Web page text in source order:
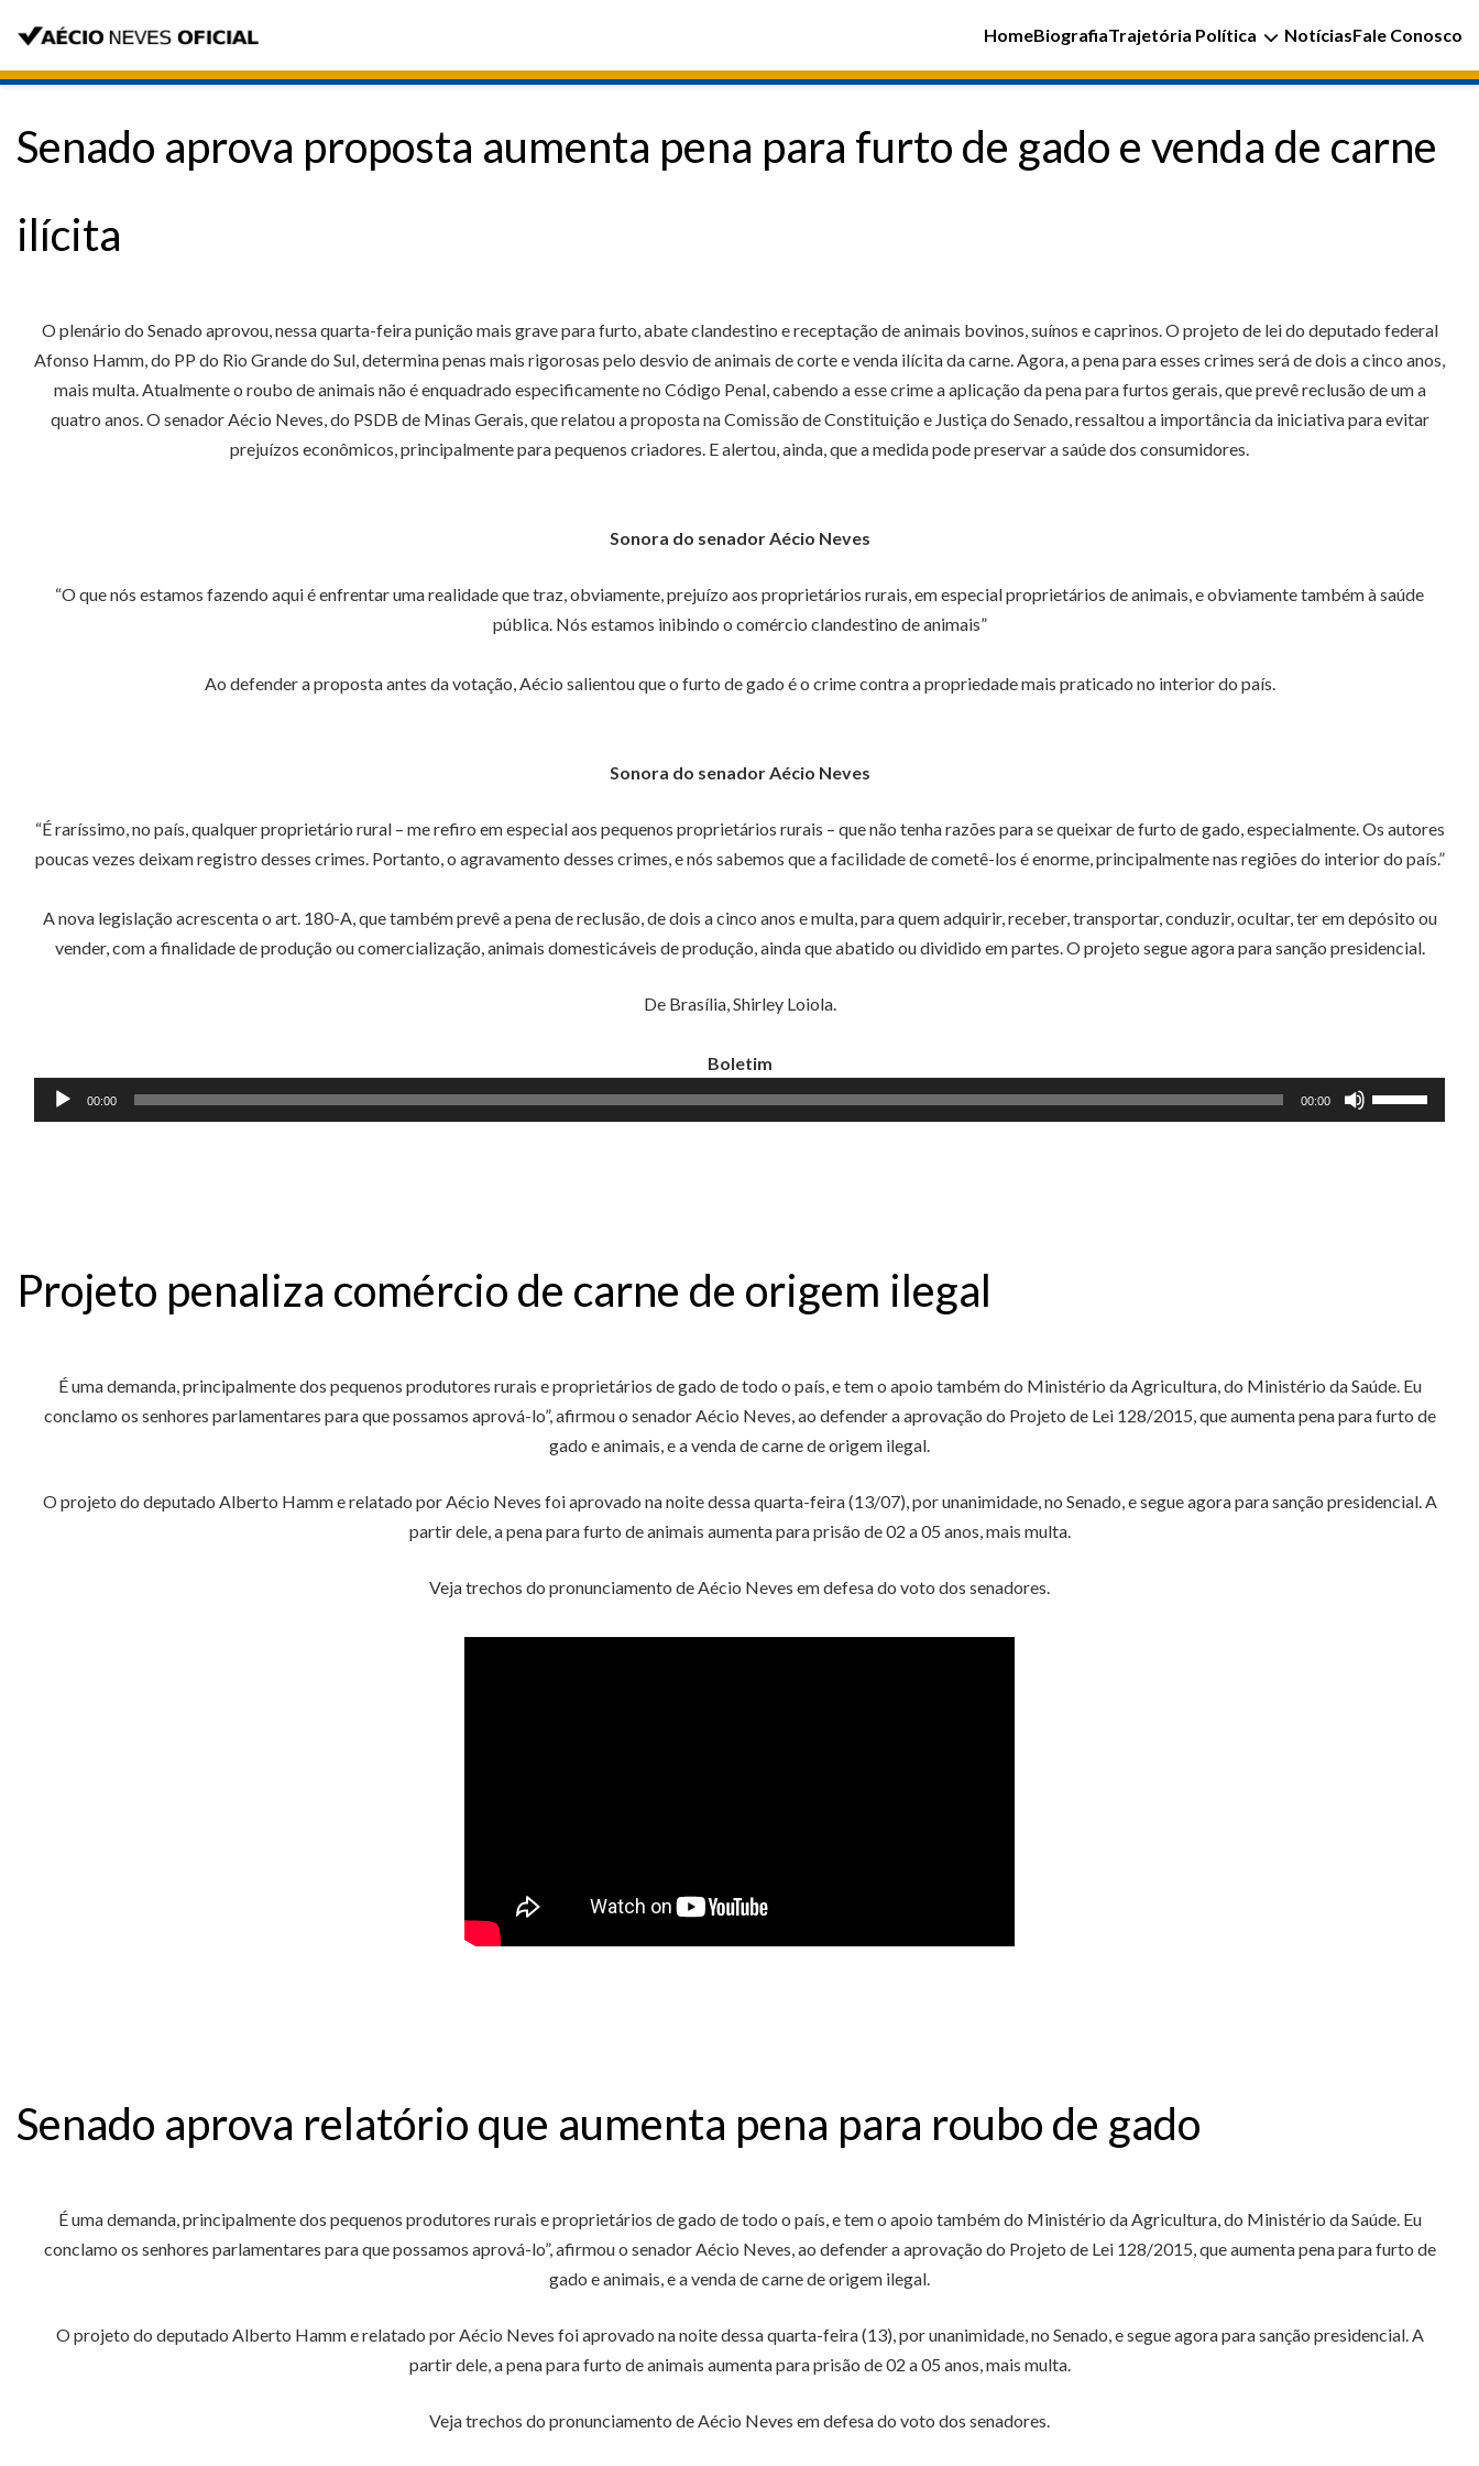
HomeBiografiaTrajetória Política NotíciasFale Conosco
Senado aprova proposta aumenta pena para furto de gado e venda de carne
ilícita
O plenário do Senado aprovou, nessa quarta-feira punição mais grave para furto, abate clandestino e receptação de animais bovinos, suínos e caprinos. O projeto de lei do deputado federal
Afonso Hamm, do PP do Rio Grande do Sul, determina penas mais rigorosas pelo desvio de animais de corte e venda ilícita da carne. Agora, a pena para esses crimes será de dois a cinco anos,
mais multa. Atualmente o roubo de animais não é enquadrado especificamente no Código Penal, cabendo a esse crime a aplicação da pena para furtos gerais, que prevê reclusão de um a
quatro anos. O senador Aécio Neves, do PSDB de Minas Gerais, que relatou a proposta na Comissão de Constituição e Justiça do Senado, ressaltou a importância da iniciativa para evitar
prejuízos econômicos, principalmente para pequenos criadores. E alertou, ainda, que a medida pode preservar a saúde dos consumidores.
Sonora do senador Aécio Neves
“O que nós estamos fazendo aqui é enfrentar uma realidade que traz, obviamente, prejuízo aos proprietários rurais, em especial proprietários de animais, e obviamente também à saúde
pública. Nós estamos inibindo o comércio clandestino de animais”
Ao defender a proposta antes da votação, Aécio salientou que o furto de gado é o crime contra a propriedade mais praticado no interior do país.
Sonora do senador Aécio Neves
“É raríssimo, no país, qualquer proprietário rural – me refiro em especial aos pequenos proprietários rurais – que não tenha razões para se queixar de furto de gado, especialmente. Os autores
poucas vezes deixam registro desses crimes. Portanto, o agravamento desses crimes, e nós sabemos que a facilidade de cometê-los é enorme, principalmente nas regiões do interior do país.”
A nova legislação acrescenta o art. 180-A, que também prevê a pena de reclusão, de dois a cinco anos e multa, para quem adquirir, receber, transportar, conduzir, ocultar, ter em depósito ou
vender, com a finalidade de produção ou comercialização, animais domesticáveis de produção, ainda que abatido ou dividido em partes. O projeto segue agora para sanção presidencial.
De Brasília, Shirley Loiola.
Boletim
Tocador
de
00:00 00:00
Use
as
ou
diminuir
Projeto penaliza comércio de carne de origem ilegal
É uma demanda, principalmente dos pequenos produtores rurais e proprietários de gado de todo o país, e tem o apoio também do Ministério da Agricultura, do Ministério da Saúde. Eu
conclamo os senhores parlamentares para que possamos aprová-lo”, afirmou o senador Aécio Neves, ao defender a aprovação do Projeto de Lei 128/2015, que aumenta pena para furto de
gado e animais, e a venda de carne de origem ilegal.
O projeto do deputado Alberto Hamm e relatado por Aécio Neves foi aprovado na noite dessa quarta-feira (13/07), por unanimidade, no Senado, e segue agora para sanção presidencial. A
partir dele, a pena para furto de animais aumenta para prisão de 02 a 05 anos, mais multa.
Veja trechos do pronunciamento de Aécio Neves em defesa do voto dos senadores.
Senado aprova relatório que aumenta pena para roubo de gado
É uma demanda, principalmente dos pequenos produtores rurais e proprietários de gado de todo o país, e tem o apoio também do Ministério da Agricultura, do Ministério da Saúde. Eu
conclamo os senhores parlamentares para que possamos aprová-lo”, afirmou o senador Aécio Neves, ao defender a aprovação do Projeto de Lei 128/2015, que aumenta pena para furto de
gado e animais, e a venda de carne de origem ilegal.
O projeto do deputado Alberto Hamm e relatado por Aécio Neves foi aprovado na noite dessa quarta-feira (13), por unanimidade, no Senado, e segue agora para sanção presidencial. A
partir dele, a pena para furto de animais aumenta para prisão de 02 a 05 anos, mais multa.
Veja trechos do pronunciamento de Aécio Neves em defesa do voto dos senadores.